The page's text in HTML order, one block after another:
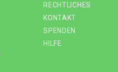
RECHTLICHES
KONTAKT
SPENDEN
HILFE